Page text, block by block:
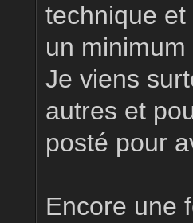
technique
un
Je viens
autres et
posté pour
Encore une